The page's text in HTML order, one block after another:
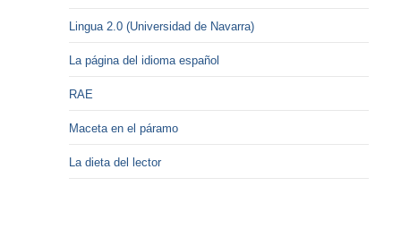
Lingua 2.0 (Universidad de Navarra)
La página del idioma español
RAE
Maceta en el páramo
La dieta del lector